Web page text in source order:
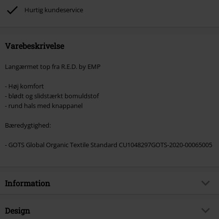
Kan ikke kombineres med andre Salgsfremmende koder. Undtaget fra
Hurtig kundeservice
Varebeskrivelse
Langærmet top fra R.E.D. by EMP
- Høj komfort
- blødt og slidstærkt bomuldstof
- rund hals med knappanel
Bæredygtighed:
- GOTS Global Organic Textile Standard CU1048297GOTS-2020-00065005
Information
Artikelnr.
Design